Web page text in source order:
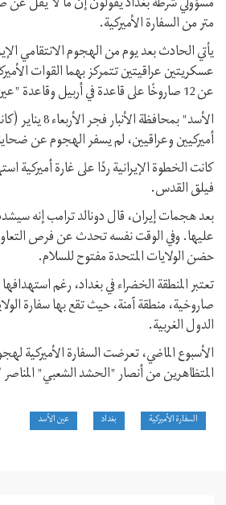
متر من السفارة الأميركية.
يأتي الحادث بعد يوم من الهجوم الانتقامي
عسكريتين عراقيتين تتمركز بهما القوات
عن 12 صاروخًا على قاعدة في أربيل وقاعدة "عين
الأسد" بمحافظة
أميركيين وعراقيين، لم يسفر الهجوم عن
كانت الخطوة الإيرانية ردًا على غارة أميركية
فيلق القدس.
بعد هجمات إيران، قال دونالد ترامب إنه
عليها. وفي الوقت نفسه تحدث عن فرص
حضن الولايات المتحدة مفتوح للسلام.
تعتبر المنطقة الخضراء في بغداد، رغم
صاروخية، منطقة آمنة، حيث تقع بها سفارة
الدول الغربية.
الأسبوع الماضي، تعرضت السفارة الأميركية
المتظاهرين من أنصار "الحشد الشعبي" المناصر
السفارة الأميركية بغداد عين الأسد